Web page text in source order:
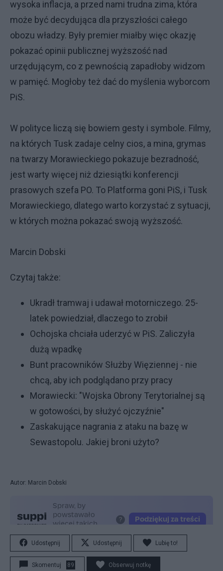
wysoka inflacja, a przed nami trudna zima, która
może być decydująca dla przyszłości całego
obozu władzy. Były premier miałby więc okazję
pokazać opinii publicznej wyższość nad
urzędującym, co z pewnością zapadłoby widzom
w pamięć. Mogłoby też dać do myślenia wyborcom
PiS.
W polityce liczą się bowiem gesty i symbole. Filmy,
na których Tusk zadaje celny cios, a mina, grymas
na twarzy Morawieckiego pokazuje bezradność,
jest warty więcej niż dziesiątki konferencji
prasowych szefa PO. To Platforma goni PiS, i Tusk
Morawieckiego, dlatego warto korzystać z sytuacji,
w których można pokazać swoją wyższość.
Marcin Dobski
Czytaj także:
Ukradł tramwaj i udawał motorniczego. 25-
latek powiedział, dlaczego to zrobił
Ochojska chciała uderzyć w PiS. Zaliczyła
dużą wpadkę
Bunt pracowników Służby Więziennej - nie
chcą, aby ich podglądano przy pracy
Morawiecki: "Wojska Obrony Terytorialnej są
w gotowości, by służyć ojczyźnie"
Zaskakujące nagrania z ataku na bazę w
Sewastopolu. Jakiej broni użyto?
Autor: Marcin Dobski
Udostępnij Udostępnij Lubię to!
Skomentuj 89 Obserwuj notkę